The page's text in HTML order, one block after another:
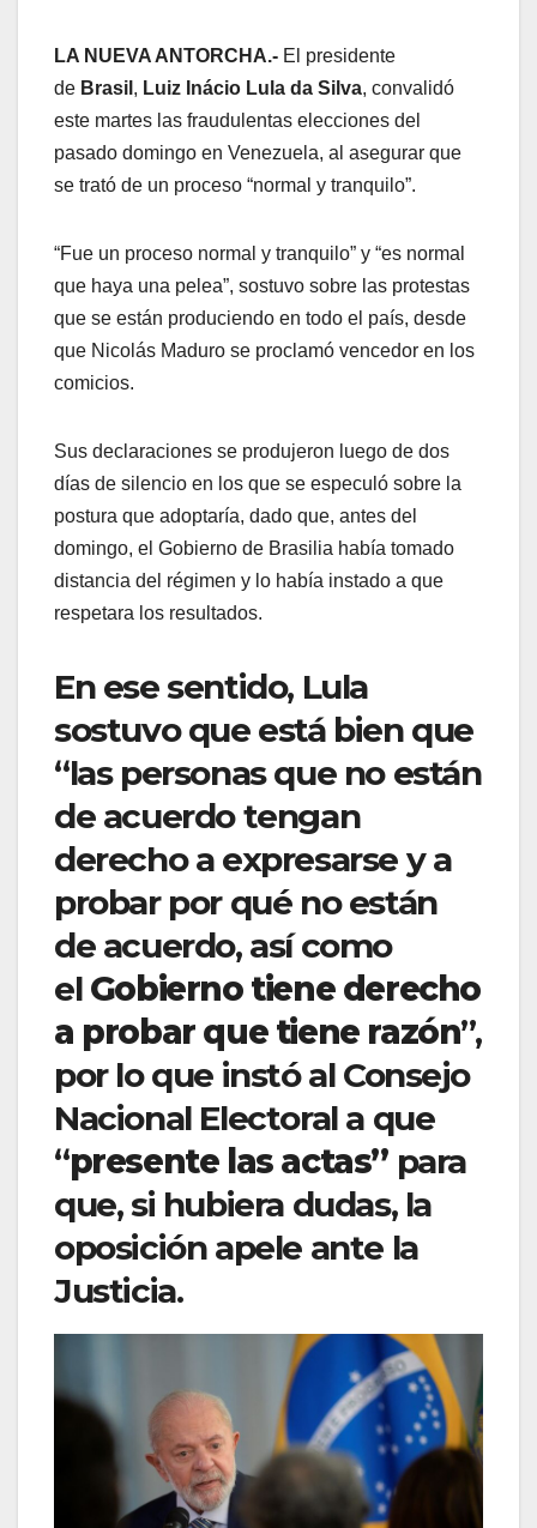
LA NUEVA ANTORCHA.- El presidente
de Brasil , Luiz Inácio Lula da Silva, convalidó
este martes las fraudulentas elecciones del
pasado domingo en Venezuela, al asegurar que
se trató de un proceso “normal y tranquilo”.
“Fue un proceso normal y tranquilo” y “es normal
que haya una pelea”, sostuvo sobre las protestas
que se están produciendo en todo el país, desde
que Nicolás Maduro se proclamó vencedor en los
comicios.
Sus declaraciones se produjeron luego de dos
días de silencio en los que se especuló sobre la
postura que adoptaría, dado que, antes del
domingo, el Gobierno de Brasilia había tomado
distancia del régimen y lo había instado a que
respetara los resultados.
En ese sentido, Lula
sostuvo que está bien que
“las personas que no están
de acuerdo tengan
derecho a expresarse y a
probar por qué no están
de acuerdo, así como
elGobierno tiene derecho
a probar que tiene razón”,
por lo que instó al Consejo
Nacional Electoral a que
“presente las actas” para
que, si hubiera dudas, la
oposición apele ante la
Justicia.